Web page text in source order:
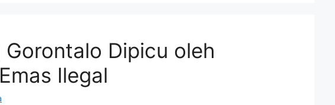
Dipicu oleh
Ilegal